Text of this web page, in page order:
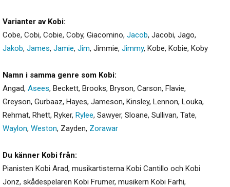
Varianter av Kobi:
Cobe, Cobi, Cobie, Coby, Giacomino, Jacob, Jacobi, Jago,
Jakob, James, Jamie, Jim, Jimmie, Jimmy, Kobe, Kobie, Koby
Namn i samma genre som Kobi:
Angad, Asees, Beckett, Brooks, Bryson, Carson, Flavie,
Greyson, Gurbaaz, Hayes, Jameson, Kinsley, Lennon, Louka,
Rehmat, Rhett, Ryker, Rylee, Sawyer, Sloane, Sullivan, Tate,
Waylon, Weston, Zayden, Zorawar
Du känner Kobi från:
Pianisten Kobi Arad, musikartisterna Kobi Cantillo och Kobi
Jonz, skådespelaren Kobi Frumer, musikern Kobi Farhi,